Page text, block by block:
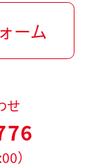
ーム
せ
）